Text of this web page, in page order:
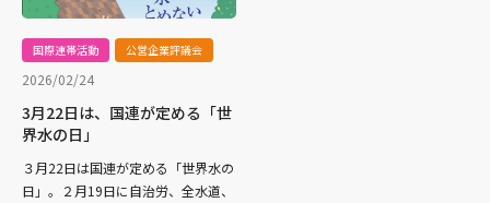
国際連帯活動 公営企業評議会
2026/02/24
3月22日は、国連が定める「世
界水の日」
３月22日は国連が定める「世界水の
日」。２月19日に自治労、全水道、